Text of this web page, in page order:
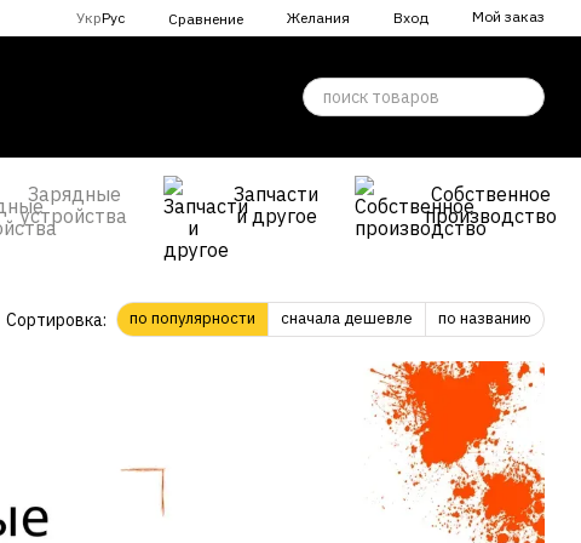
УкрРус Сравнение Желания Вход Мой заказ
Зарядные
устройства
Запчасти
и другое
Собственное
производство
Сортировка: по популярности сначала дешевле по названию